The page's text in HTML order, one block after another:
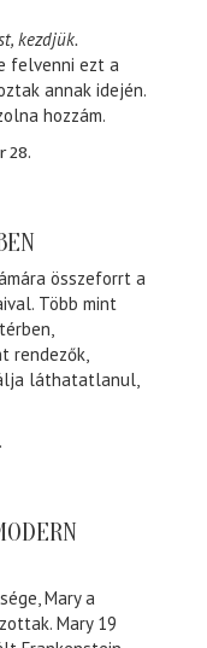
kezdjük.
felvenni ezt a
annak idején.
hozzám.
28.
összeforrt a
Több mint
rendezők,
láthatatlanul,
Mary a
Mary 19